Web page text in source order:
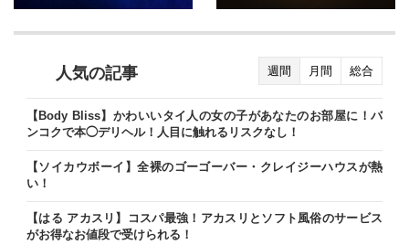
人気の記事 週間 月間 総合
【Body Bliss】かわいいタイ人の女の子があなたのお部屋に！バ
ンコクで本◯デリヘル！人目に触れるリスクなし！
【ソイカウボーイ】全裸のゴーゴーバー・クレイジーハウスが熱
い！
【はる アカスリ】コスパ最強！アカスリとソフト風俗のサービス
がお得なお値段で受けられる！